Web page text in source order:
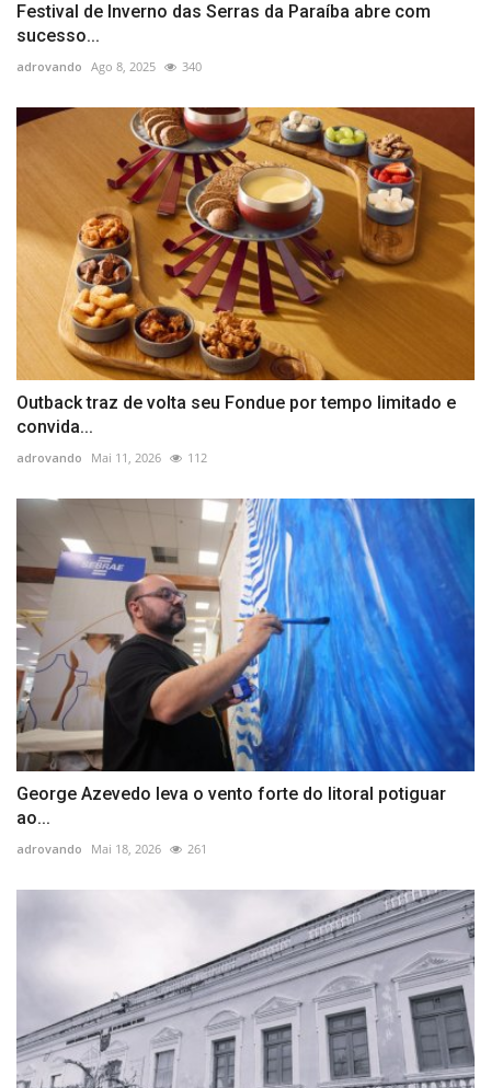
Festival de Inverno das Serras da Paraíba abre com
sucesso...
adrovando Ago 8, 2025 340
Outback traz de volta seu Fondue por tempo limitado e
convida...
adrovando Mai 11, 2026 112
George Azevedo leva o vento forte do litoral potiguar
ao...
adrovando Mai 18, 2026 261